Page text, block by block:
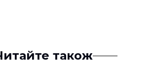
також